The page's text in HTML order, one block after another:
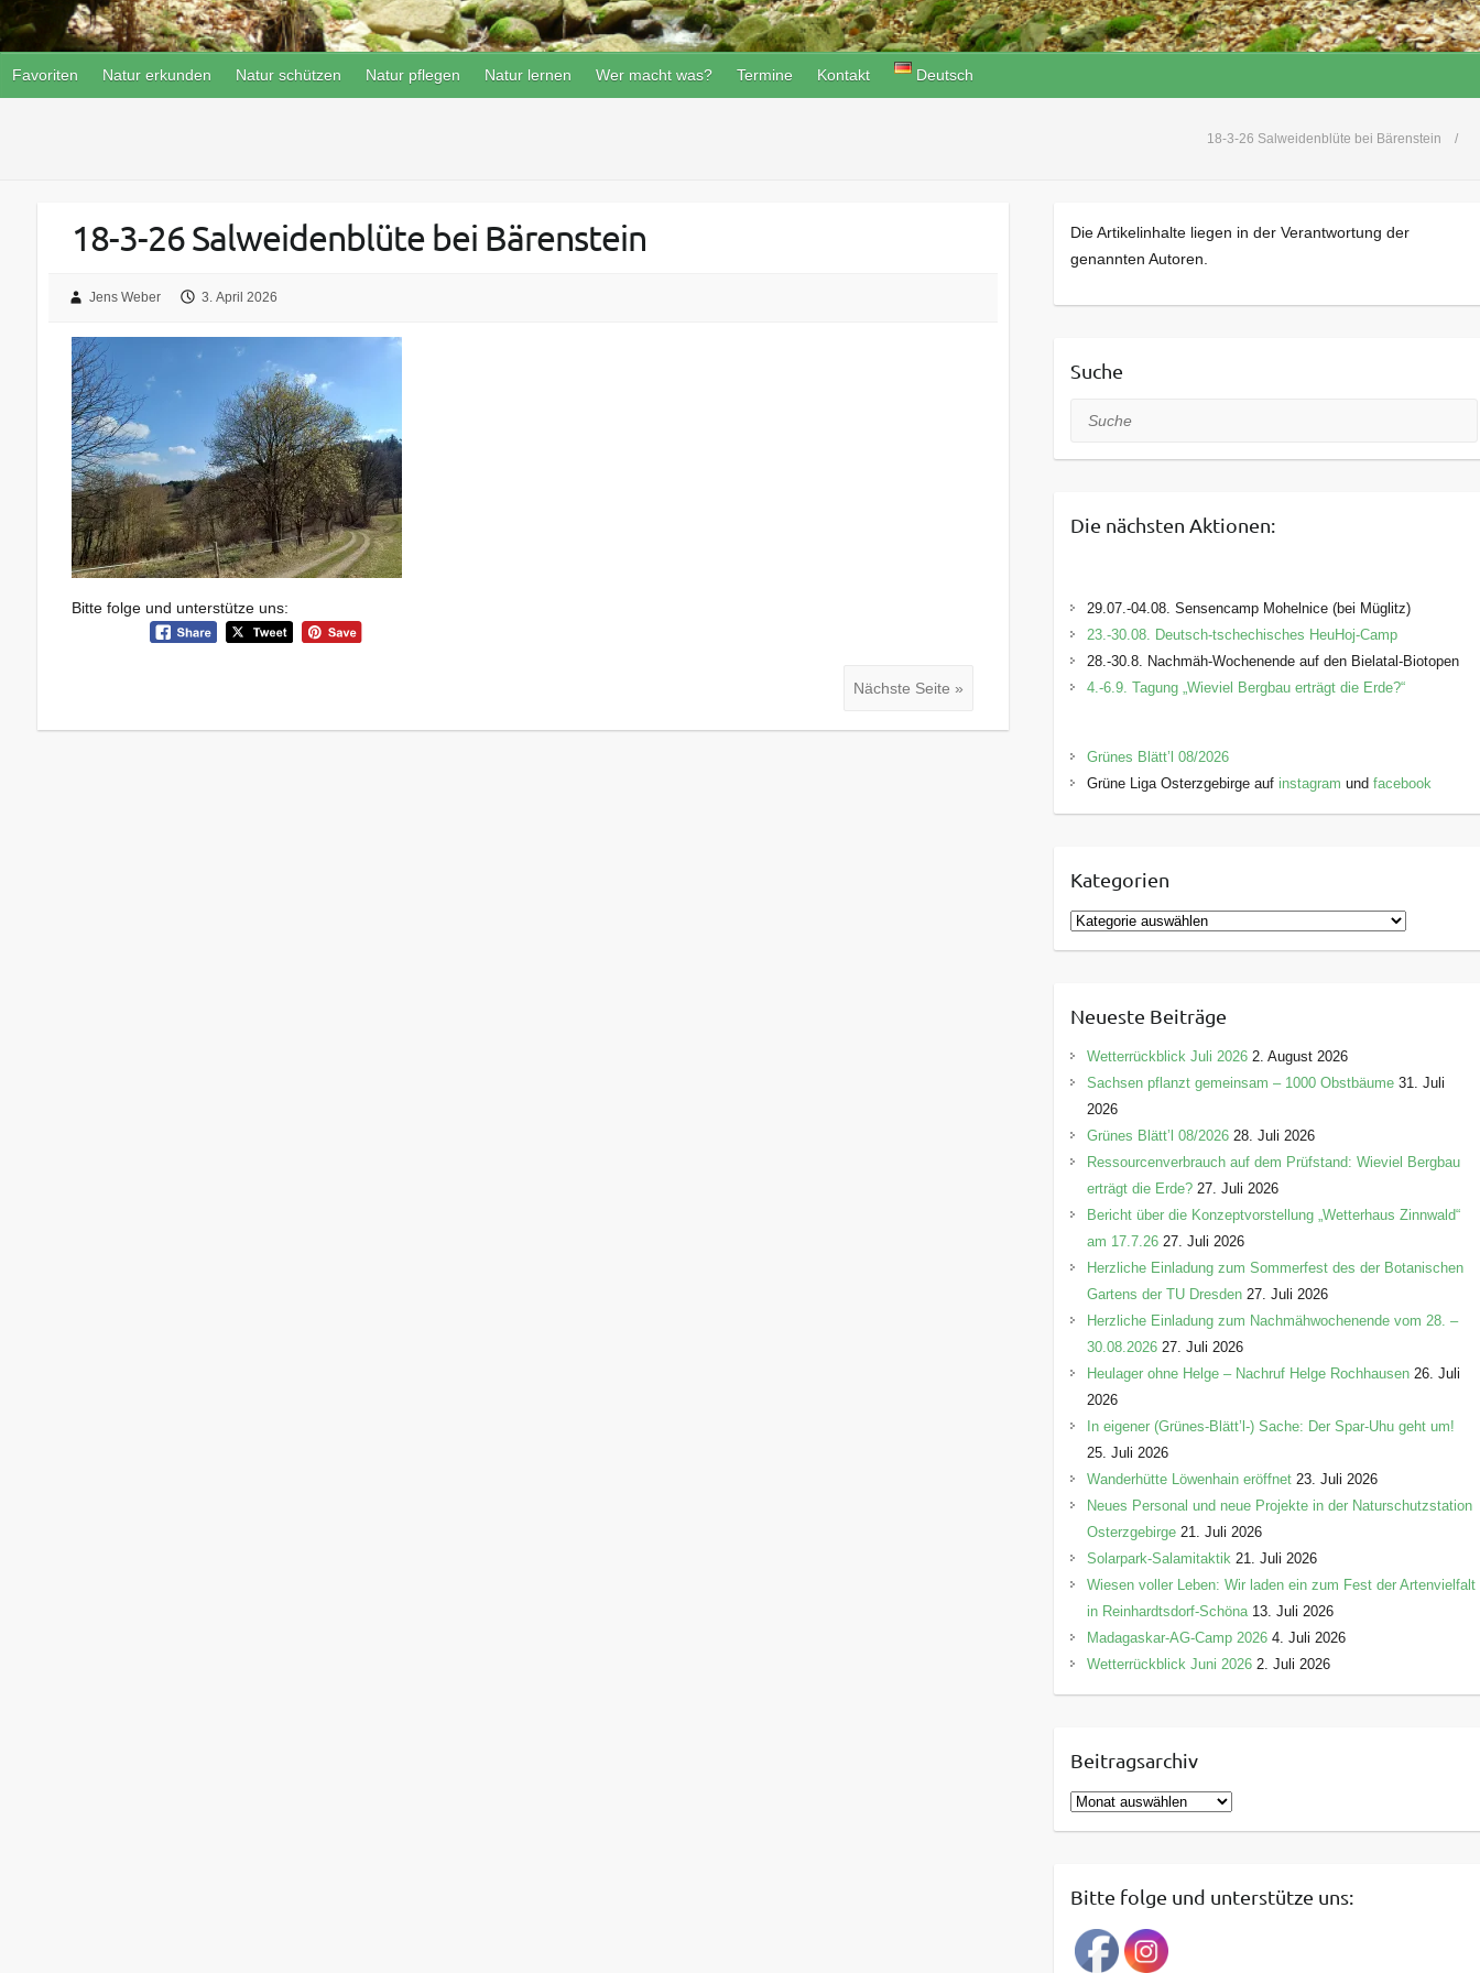
Favoriten Natur erkunden Natur schützen Natur pflegen Natur lernen Wer macht was? Termine Kontakt Deutsch
18-3-26 Salweidenblüte bei Bärenstein
18-3-26 Salweidenblüte bei Bärenstein
Jens Weber 3. April 2026
Bitte folge und unterstütze uns:
Nächste Seite »
Die Artikelinhalte liegen in der Verantwortung der
genannten Autoren.
Suche
Suche
Die nächsten Aktionen:
29.07.-04.08. Sensencamp Mohelnice (bei Müglitz)
23.-30.08. Deutsch-tschechisches HeuHoj-Camp
28.-30.8. Nachmäh-Wochenende auf den Bielatal-Biotopen
4.-6.9. Tagung „Wieviel Bergbau erträgt die Erde?“
Grünes Blätt’l 08/2026
Grüne Liga Osterzgebirge auf instagram und facebook
Kategorien
K
a
g
o
r
e
n
Neueste Beiträge
Wetterrückblick Juli 2026 2. August 2026
Sachsen pflanzt gemeinsam – 1000 Obstbäume 31. Juli
2026
Grünes Blätt’l 08/2026 28. Juli 2026
Ressourcenverbrauch auf dem Prüfstand: Wieviel Bergbau
erträgt die Erde? 27. Juli 2026
Bericht über die Konzeptvorstellung „Wetterhaus Zinnwald“
am 17.7.26 27. Juli 2026
Herzliche Einladung zum Sommerfest des der Botanischen
Gartens der TU Dresden 27. Juli 2026
Herzliche Einladung zum Nachmähwochenende vom 28. –
30.08.2026 27. Juli 2026
Heulager ohne Helge – Nachruf Helge Rochhausen 26. Juli
2026
In eigener (Grünes-Blätt’l-) Sache: Der Spar-Uhu geht um!
25. Juli 2026
Wanderhütte Löwenhain eröffnet 23. Juli 2026
Neues Personal und neue Projekte in der Naturschutzstation
Osterzgebirge 21. Juli 2026
Solarpark-Salamitaktik 21. Juli 2026
Wiesen voller Leben: Wir laden ein zum Fest der Artenvielfalt
in Reinhardtsdorf-Schöna 13. Juli 2026
Madagaskar-AG-Camp 2026 4. Juli 2026
Wetterrückblick Juni 2026 2. Juli 2026
Beitragsarchiv
B
e
r
g
Bitte folge und unterstütze uns: